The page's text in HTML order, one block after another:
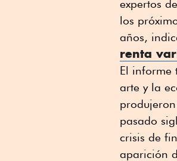
expertos
los
años,
renta
El informe
arte y la
pasado
crisis de
aparición